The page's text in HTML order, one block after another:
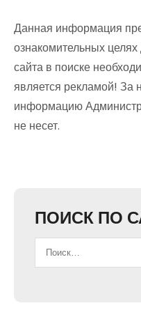
Данная информация
ознакомительных
сайта в поиске
является рекламой!
информацию
не несет.
ПОИСК ПО